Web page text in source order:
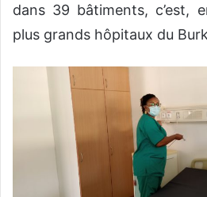
dans 39 bâtiments, c’est,
plus grands hôpitaux du